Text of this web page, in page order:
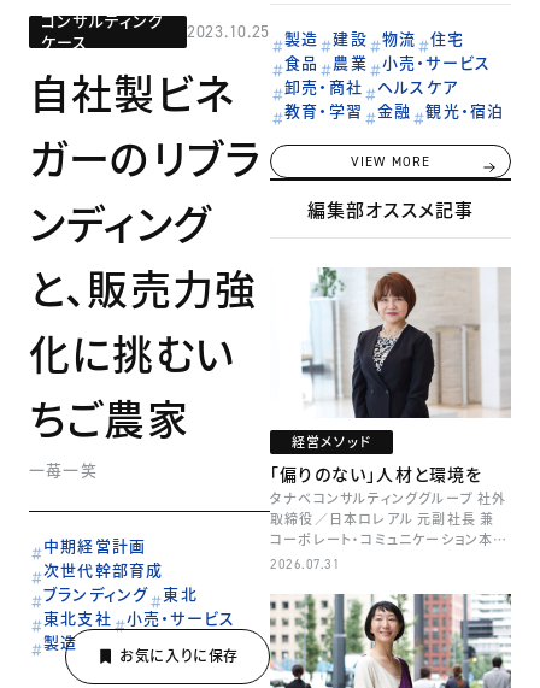
コンサルティング
ケース
2023.10.25
自社製ビネ
ガーのリブラ
ンディング
と、販売力強
化に挑むい
ちご農家
一苺一笑
中期経営計画
次世代幹部育成
ブランディング
東北
東北支社
小売・サービス
製造
製造 建設 物流
住宅
食品
農業
小売・サービス
卸売・商社
ヘルスケア
教育・学習
金融 観光・宿泊
VIEW MORE
編集部オススメ記事
経営メソッド
「偏りのない」人材と環境を
タナベコンサルティンググループ 社外
取締役／日本ロレアル 元副社長 兼
コーポレート・コミュニケーション本部
本部長／キャリアコンサルタント 井村
2026.07.31